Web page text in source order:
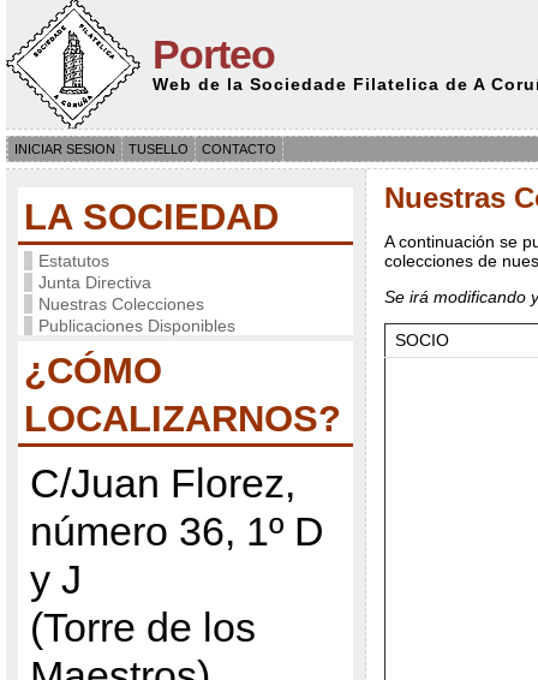
Porteo
Web de la Sociedade Filatelica de A
INICIAR SESION TUSELLO CONTACTO
LA SOCIEDAD
Estatutos
Junta Directiva
Nuestras Colecciones
Publicaciones Disponibles
¿CÓMO
LOCALIZARNOS?
C/Juan Florez,
número 36, 1º D
y J
(Torre de los
Nuestras
A continuación se
colecciones de
Se irá modificando
SOCIO